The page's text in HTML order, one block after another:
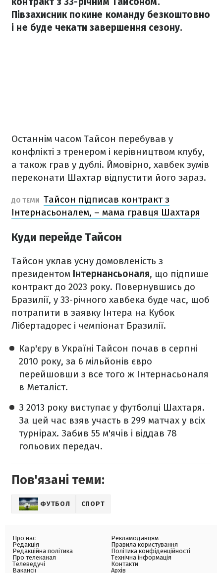
Півзахисник покине команду безкоштовно
і не буде чекати завершення сезону.
Останнім часом Тайсон перебував у
конфлікті з тренером і керівництвом клубу,
а також грав у дублі. Ймовірно, хавбек зумів
переконати Шахтар відпустити його зараз.
ДО ТЕМИ Тайсон підписав контракт з
Інтернасьоналем, – мама гравця Шахтаря
Куди перейде Тайсон
Тайсон уклав усну домовленість з
президентом Інтернансьоналя, що підпише
контракт до 2023 року. Повернувшись до
Бразилії, у 33-річного хавбека буде час, щоб
потрапити в заявку Інтера на Кубок
Лібертадорес і чемпіонат Бразилії.
Кар'єру в Україні Тайсон почав в серпні
2010 року, за 6 мільйонів євро
перейшовши з все того ж Інтернасьоналя
в Металіст.
З 2013 року виступає у футболці Шахтаря.
За цей час взяв участь в 299 матчах у всіх
турнірах. Забив 55 м'ячів і віддав 78
гольових передач.
Пов'язані теми:
ФУТБОЛ СПОРТ
Про нас
Редакція
Редакційна політика
Про телеканал
Телеведучі
Вакансії
Рекламодавцям
Правила користування
Політика конфіденційності
Технічна інформація
Контакти
Архів